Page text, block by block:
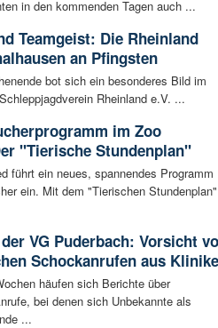
in den kommenden Tagen auch ...
Teamgeist: Die Rheinland
an Pfingsten
bot sich ein besonderes Bild im
Rheinland e.V. ...
im Zoo
"Tierische Stundenplan"
führt ein neues, spannendes Programm
ein. Mit dem "Tierischen Stundenplan"
VG Puderbach: Vorsicht
Schockanrufen aus
häufen sich Berichte über
bei denen sich Unbekannte als
...